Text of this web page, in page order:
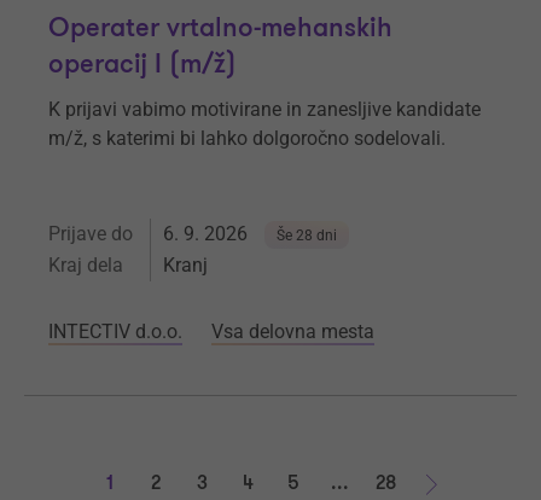
Operater vrtalno-mehanskih
operacij I (m/ž)
K prijavi vabimo motivirane in zanesljive kandidate
m/ž, s katerimi bi lahko dolgoročno sodelovali.
Prijave do 6. 9. 2026 Še 28 dni
Kraj dela Kranj
INTECTIV d.o.o. Vsa delovna mesta
1 2 3 4 5 ...
28